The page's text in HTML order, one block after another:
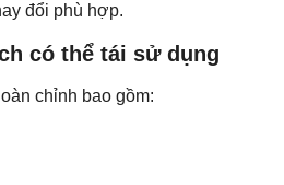
đổi phù hợp.
có thể tái sử dụng
chỉnh bao gồm: